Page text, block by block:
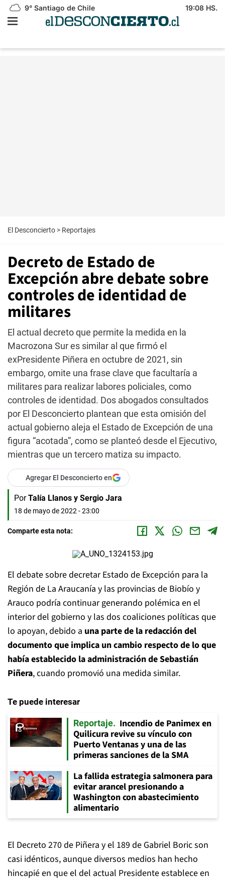
9° Santiago de Chile 19:08 HS.
El Desconcierto > Reportajes
Decreto de Estado de
Excepción abre debate sobre
controles de identidad de
militares
El actual decreto que permite la medida en la
Macrozona Sur es similar al que firmó el
exPresidente Piñera en octubre de 2021, sin
embargo, omite una frase clave que facultaría a
militares para realizar labores policiales, como
controles de identidad. Dos abogados consultados
por El Desconcierto plantean que esta omisión del
actual gobierno aleja el Estado de Excepción de una
figura “acotada”, como se planteó desde el Ejecutivo,
mientras que un tercero matiza su impacto.
Agregar El Desconcierto en
Por Talía Llanos y Sergio Jara
18 de mayo de 2022 - 23:00
Comparte esta nota:
El debate sobre decretar Estado de Excepción para la
Región de La Araucanía y las provincias de Biobío y
Arauco podría continuar generando polémica en el
interior del gobierno y las dos coaliciones políticas que
lo apoyan, debido a una parte de la redacción del
documento que implica un cambio respecto de lo que
había establecido la administración de Sebastián
Piñera, cuando promovió una medida similar.
Te puede interesar
Reportaje
Incendio de Panimex en
Quilicura revive su vínculo con
Puerto Ventanas y una de las
primeras sanciones de la SMA
La fallida estrategia salmonera para
evitar arancel presionando a
Washington con abastecimiento
alimentario
El Decreto 270 de Piñera y el 189 de Gabriel Boric son
casi idénticos, aunque diversos medios han hecho
hincapié en que el del actual Presidente establece en